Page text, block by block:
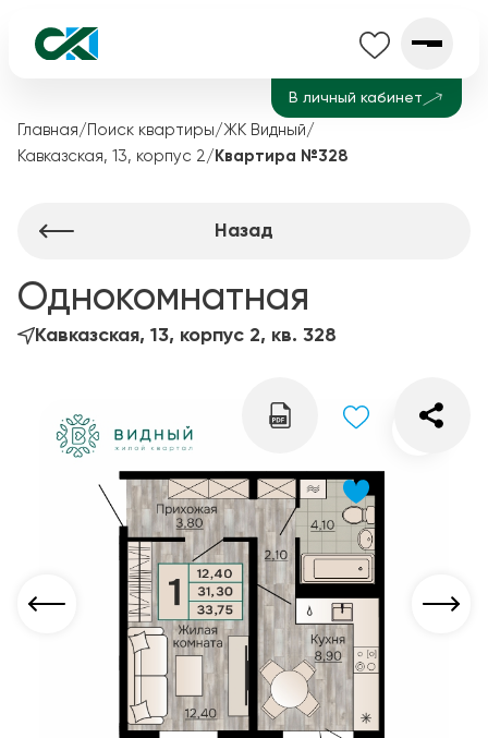
В личный кабинет
Главная/ Поиск квартиры/ЖК Видный/
Кавказская, 13, корпус 2/ Квартира №328
Назад
Однокомнатная
Кавказская, 13, корпус 2, кв. 328